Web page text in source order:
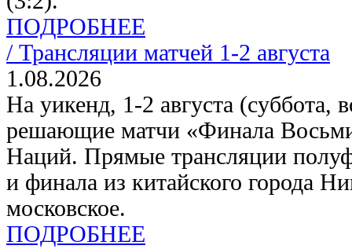
ПОДРОБНЕЕ
/ Трансляции матчей 1-2 августа
1.08.2026
На уикенд, 1-2 августа (суббота,
решающие матчи «Финала
Наций. Прямые трансляции
и финала из китайского города
московское.
ПОДРОБНЕЕ